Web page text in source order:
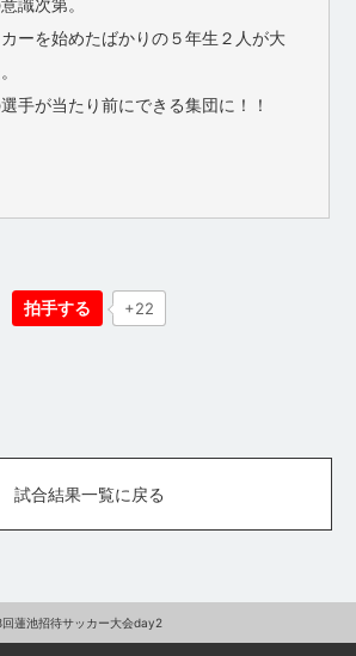
ーを始めたばかりの５年生２人が大
手が当たり前にできる集団に！！
拍手する +22
試合結果一覧に戻る
蓮池招待サッカー大会day2